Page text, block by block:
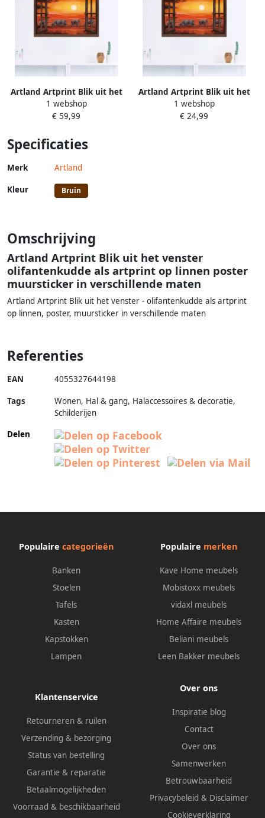
Artland Artprint Blik uit het
venster olifantenkudde als
artprint op linnen poster
maten
1 webshop
€ 59,99
Artland Artprint Blik uit het
venster olifantenkudde als
artprint op linnen poster
1 webshop
€ 24,99
Specificaties
Merk Artland
Kleur Bruin
Omschrijving
Artland Artprint Blik uit het venster
olifantenkudde als artprint op linnen poster
muursticker in verschillende maten
Artland Artprint Blik uit het venster - olifantenkudde als artprint
op linnen, poster, muursticker in verschillende maten
Referenties
EAN 4055327644198
Tags
Wonen, Hal & gang, Halaccessoires & decoratie,
Schilderijen
Delen
Populaire categorieën
Banken
Stoelen
Tafels
Kasten
Kapstokken
Lampen
Populaire merken
Kave Home meubels
Mobistoxx meubels
vidaxl meubels
Home Affaire meubels
Beliani meubels
Leen Bakker meubels
Klantenservice
Retourneren & ruilen
Verzending & bezorging
Status van bestelling
Garantie & reparatie
Betaalmogelijkheden
Voorraad & beschikbaarheid
Over ons
Inspiratie blog
Contact
Over ons
Samenwerken
Betrouwbaarheid
Privacybeleid & Disclaimer
Cookieverklaring